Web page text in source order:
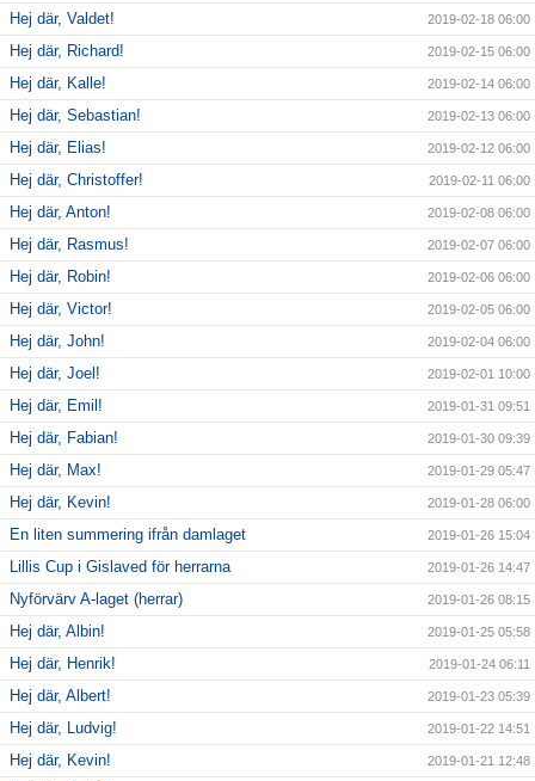
Hej där, Valdet! 2019-02-18 06:00
Hej där, Richard! 2019-02-15 06:00
Hej där, Kalle! 2019-02-14 06:00
Hej där, Sebastian! 2019-02-13 06:00
Hej där, Elias! 2019-02-12 06:00
Hej där, Christoffer! 2019-02-11 06:00
Hej där, Anton! 2019-02-08 06:00
Hej där, Rasmus! 2019-02-07 06:00
Hej där, Robin! 2019-02-06 06:00
Hej där, Victor! 2019-02-05 06:00
Hej där, John! 2019-02-04 06:00
Hej där, Joel! 2019-02-01 10:00
Hej där, Emil! 2019-01-31 09:51
Hej där, Fabian! 2019-01-30 09:39
Hej där, Max! 2019-01-29 05:47
Hej där, Kevin! 2019-01-28 06:00
En liten summering ifrån damlaget 2019-01-26 15:04
Lillis Cup i Gislaved för herrarna 2019-01-26 14:47
Nyförvärv A-laget (herrar) 2019-01-26 08:15
Hej där, Albin! 2019-01-25 05:58
Hej där, Henrik! 2019-01-24 06:11
Hej där, Albert! 2019-01-23 05:39
Hej där, Ludvig! 2019-01-22 14:51
Hej där, Kevin! 2019-01-21 12:48